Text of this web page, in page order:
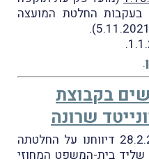
בעקבות החלטת המועצה
.
בקבוצת
שרונה
במבזק מס' 1839 מיום 28.2.2020 דיווחנו על החלטתה
שליד בית-המשפט המחוזי